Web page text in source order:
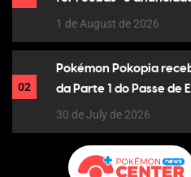
1 de August de 2026
02
Pokémon Pokopia
da Parte 1 do Passe de
30 de July de 2026